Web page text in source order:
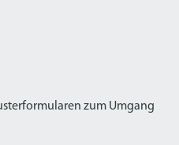
zum Umgang